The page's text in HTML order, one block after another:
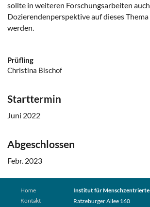
sollte in weiteren Forschungsarbeiten
Dozierendenperspektive auf dieses
werden.
Prüfling
Christina Bischof
Starttermin
Juni 2022
Abgeschlossen
Febr. 2023
Home
Kontakt
Institut für
Ratzeburger Allee 160